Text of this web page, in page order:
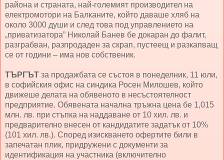
района и страната, най-големият производител на
електромотори на Балканите, който даваше хляб на
около 3000 души и след това под управлението на
„приватизатора” Николай Банев бе докаран до фалит,
разграбван, разпродаден за скрап, пустеещ и разкапващ
се от години – има нов собственик.
ТЪРГЪТ за продажбата се състоя в понеделник, 11 юли,
в софийския офис на синдика Росен Милошев, който
движеше делата на обявеното в несъстоятелност
предприятие. Обявената начална тръжна цена бе 1,015
млн. лв. при стъпка на наддаване от 10 хил. лв. и
предварително внесен от кандидатите задатък от 10%
(101 хил. лв.). Според изискването офертите били в
запечатан плик, придружени с документи за
идентификация на участника (включително